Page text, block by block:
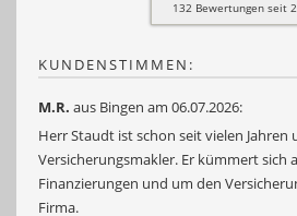
132 Bewertungen seit
KUNDENSTIMMEN:
M.R. aus Bingen am 06.07.2026:
Herr Staudt ist schon seit vielen Jahren
Versicherungsmakler. Er kümmert sich
Finanzierungen und um den
Firma.